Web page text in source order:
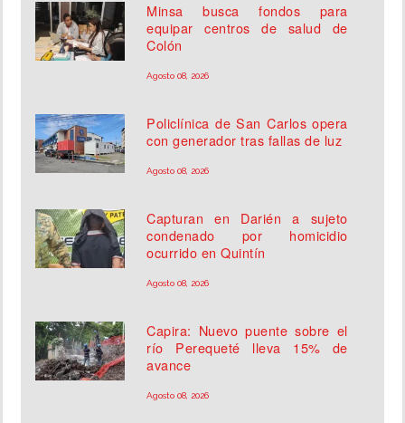
Minsa busca fondos para
equipar centros de salud de
Colón
Agosto 08, 2026
Policlínica de San Carlos opera
con generador tras fallas de luz
Agosto 08, 2026
Capturan en Darién a sujeto
condenado por homicidio
ocurrido en Quintín
Agosto 08, 2026
Capira: Nuevo puente sobre el
río Perequeté lleva 15% de
avance
Agosto 08, 2026